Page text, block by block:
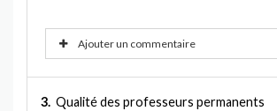
Ajouter un commentaire
3. Qualité des professeurs permanents